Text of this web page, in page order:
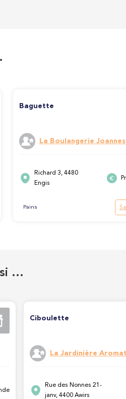
Baguette
La Boulangerie Joannes
Richard 3, 4480
Engis
Pains
…
Ciboulette
La Jardinière
Rue des Nonnes 21-
janv, 4400 Awirs